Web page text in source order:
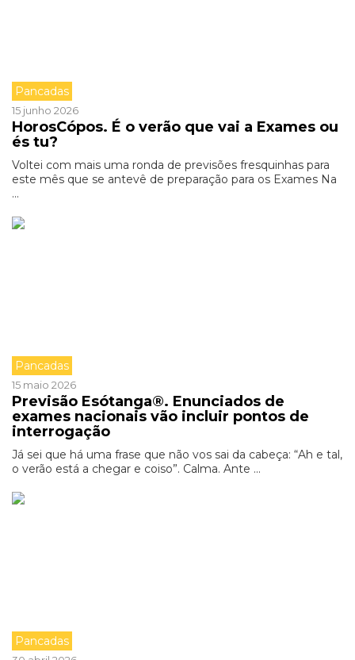
Pancadas
15 junho 2026
HorosCópos. É o verão que vai a Exames ou
és tu?
Voltei com mais uma ronda de previsões fresquinhas para
este mês que se antevê de preparação para os Exames Na
...
Pancadas
15 maio 2026
Previsão Esótanga®. Enunciados de
exames nacionais vão incluir pontos de
interrogação
Já sei que há uma frase que não vos sai da cabeça: “Ah e tal,
o verão está a chegar e coiso”. Calma. Ante ...
Pancadas